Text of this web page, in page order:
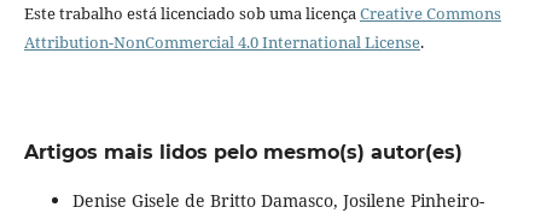
Este trabalho está licenciado sob uma licençaCreative Commons
Attribution-NonCommercial 4.0 International License.
Artigos mais lidos pelo mesmo(s) autor(es)
Denise Gisele de Britto Damasco, Josilene Pinheiro-